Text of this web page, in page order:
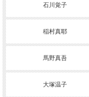
石川覚子
稲村真耶
馬野真吾
大塚温子